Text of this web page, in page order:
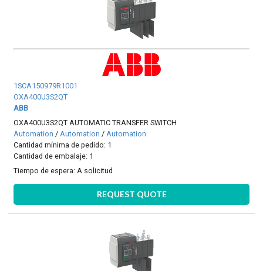
1SCA150979R1001
OXA400U3S2QT
ABB
OXA400U3S2QT AUTOMATIC TRANSFER SWITCH
Automation / Automation / Automation
Cantidad mínima de pedido: 1
Cantidad de embalaje: 1
Tiempo de espera:A solicitud
REQUEST QUOTE